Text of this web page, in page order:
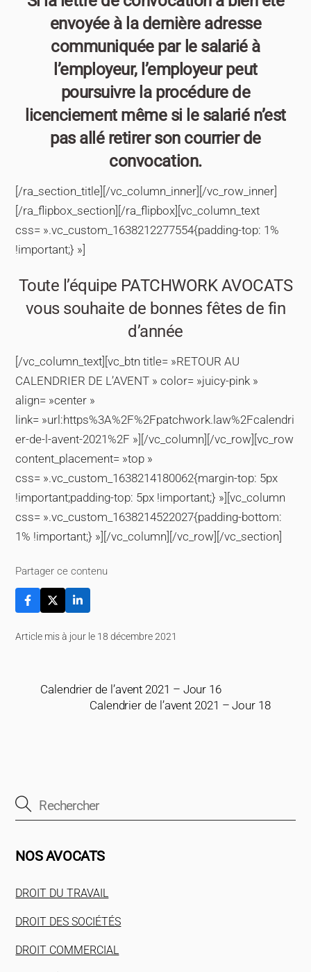
envoyée à la dernière adresse
communiquée par le salarié à
l’employeur, l’employeur peut
poursuivre la procédure de
licenciement même si le salarié n’est
pas allé retirer son courrier de
convocation.
[/ra_section_title][/vc_column_inner][/vc_row_inner]
[/ra_flipbox_section][/ra_flipbox][vc_column_text
css= ».vc_custom_1638212277554{padding-top: 1%
!important;} »]
Toute l’équipe PATCHWORK AVOCATS
vous souhaite de bonnes fêtes de fin
d’année
[/vc_column_text][vc_btn title= »RETOUR AU
CALENDRIER DE L’AVENT » color= »juicy-pink »
align= »center »
link= »url:https%3A%2F%2Fpatchwork.law%2Fcalendri
er-de-l-avent-2021%2F »][/vc_column][/vc_row][vc_row
content_placement= »top »
css= ».vc_custom_1638214180062{margin-top: 5px
!important;padding-top: 5px !important;} »][vc_column
css= ».vc_custom_1638214522027{padding-bottom:
1% !important;} »][/vc_column][/vc_row][/vc_section]
Partager ce contenu
Article mis à jour le 18 décembre 2021
Calendrier de l’avent 2021 – Jour 16
Calendrier de l’avent 2021 – Jour 18
NOS AVOCATS
DROIT DU TRAVAIL
DROIT DES SOCIÉTÉS
DROIT COMMERCIAL